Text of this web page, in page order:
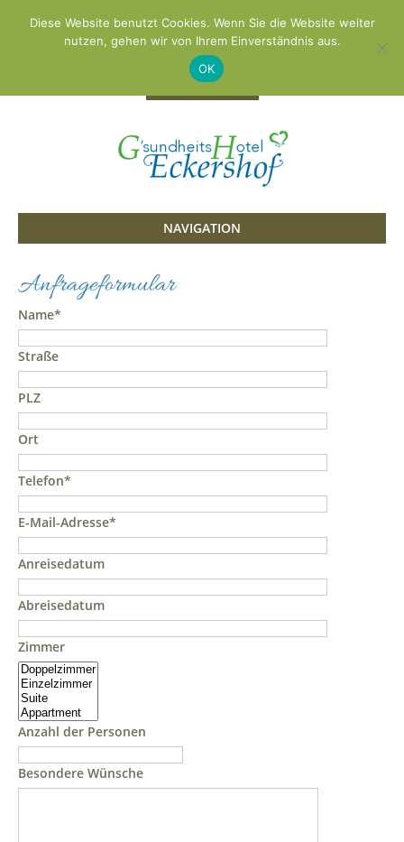
Zum G'sundheitsHotel
+49 8563 96600
info@eckershof.de
NAVIGATION
Anfrageformular
Name*
Straße
PLZ
Ort
Telefon*
E-Mail-Adresse*
Anreisedatum
Abreisedatum
Zimmer
Anzahl der Personen
Besondere Wünsche
Diese Website benutzt Cookies. Wenn Sie die Website weiter
nutzen, gehen wir von Ihrem Einverständnis aus.
OK